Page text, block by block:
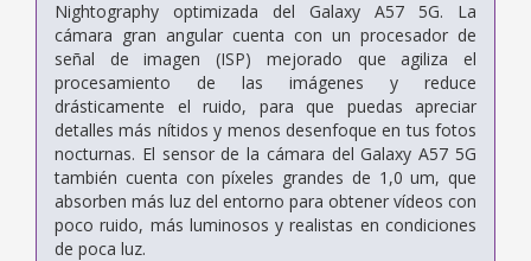
Nightography optimizada del Galaxy A57 5G. La
cámara gran angular cuenta con un procesador de
señal de imagen (ISP) mejorado que agiliza el
procesamiento de las imágenes y reduce
drásticamente el ruido, para que puedas apreciar
detalles más nítidos y menos desenfoque en tus fotos
nocturnas. El sensor de la cámara del Galaxy A57 5G
también cuenta con píxeles grandes de 1,0 um, que
absorben más luz del entorno para obtener vídeos con
poco ruido, más luminosos y realistas en condiciones
de poca luz.